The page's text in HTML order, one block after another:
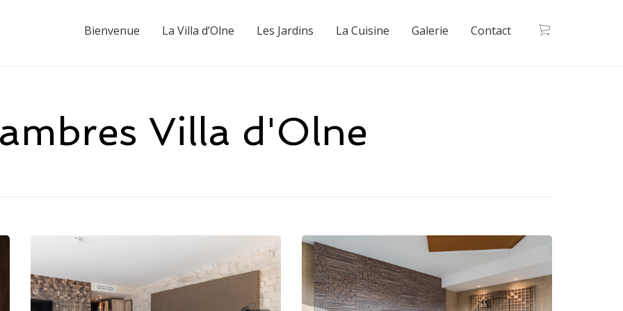
Bienvenue La Villa d’Olne Les Jardins La Cuisine Galerie Contact
Villa d'Olne